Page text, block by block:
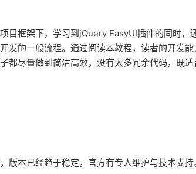
目框架下，学习到jQuery EasyUI插件的同时，
发的一般流程。通过阅读本教程，读者的开发
都尽量做到简洁高效，没有太多冗余代码，既
版本已经趋于稳定，官方有专人维护与技术支持